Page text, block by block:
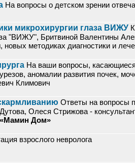
На вопросы о детском зрении
микрохирургии глаза ВИЖУ
"ВИЖУ", Бритвиной Валентины
методиках диагностики и
На ваши вопросы,
аномалии развития почек,
Климович
Ответы на вопросы
Олеся Стрижова -
«Мамин Дом»
взрослого невролога